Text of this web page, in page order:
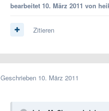
bearbeitet 10. März 2011 von
Zitieren
Geschrieben 10. März 2011